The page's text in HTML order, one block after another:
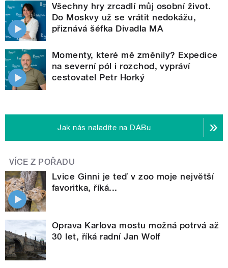
Všechny hry zrcadlí můj osobní život.
Do Moskvy už se vrátit nedokážu,
přiznává šéfka Divadla MA
Momenty, které mě změnily? Expedice
na severní pól i rozchod, vypráví
cestovatel Petr Horký
Jak nás naladíte na DABu
VÍCE Z POŘADU
Lvice Ginni je teď v zoo moje největší
favoritka, říká...
Oprava Karlova mostu možná potrvá až
30 let, říká radní Jan Wolf